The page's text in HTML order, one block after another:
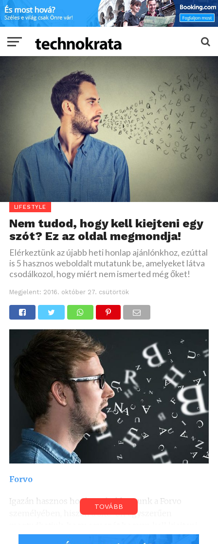
LIFESTYLE
Nem tudod, hogy kell kiejteni egy
szót? Ez az oldal megmondja!
Elérkeztünk az újabb heti honlap ajánlónkhoz, ezúttal
is 5 hasznos weboldalt mutatunk be, amelyeket látva
csodálkozol, hogy miért nem ismerted még őket!
Megjelent: 2016. október 27. csütörtök
Forvo
Igazán hasznos honlapra bukkantunk a Forvo
személyében, hiszen a site-on egyszerűen
Ez nemcsak külföldi utazások, de akár egy előadás
TOVÁBB